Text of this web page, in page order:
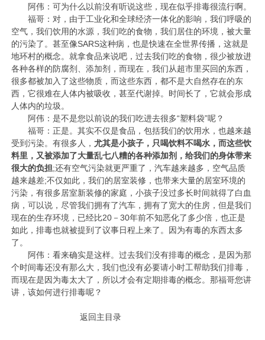
阿伟：可为什么以前没有听说这些，现在似乎排毒很流行啊。
福哥：对，由于工业化和全球经济一体化的影响，我们呼吸的
空气，我们饮用的水源，我们吃的食物，我们居住的环境，被大量
的污染了。甚至像SARS这种病，也是快速在全世界传播，这就是
地环村的概念。就拿食品来说吧，过去我们吃的食物，很少被放进
各种各样的防腐剂、添加剂，而现在，我们从超市里买回的东西，
很多都被加入了这些物质，而这些东西，都不是大自然存在的东
西，它很难在人体内被吸收，甚至代谢掉。时间长了，它就会形成
人体内的垃圾。
阿伟：是不是您以前说的我们吃进去很多“塑料袋”呢？
福哥：正是。其实不仅是食品，包括我们的饮用水，也越来越
受到污染。有很多人，尤其是小孩子，只喝饮料不喝水，而这些饮
料里，又被添加了大量乱七八糟的各种添加剂，给我们的身体带来
很大的负担;还有空气污染就更严重了，汽车越来越多，空气品质
越来越差;不仅如此，我们的居室装修，也带来大量的居室环境的
污染，有很多居室新装修的家庭，小孩子没过多长时间就得了白血
病，可以说，尽管我们拥有了汽车，拥有了宽大的住房，但是我们
现在的生存环境，已经比20－30年前不知恶化了多少倍，也正是
如此，排毒也就被提到了议事日程上来了。因为有毒的东西太多
了。
阿伟：看来确实是这样。过去我们没有排毒的概念，是因为那
个时间毒还没有那么大，我们也没有必要请小时工帮助我们排毒，
而现在是因为毒太大了，所以才会有定期排毒的概念。那福哥您讲
讲，该如何进行排毒呢？
返回主目录